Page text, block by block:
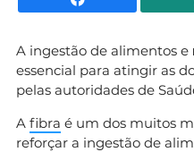
A ingestão de alimentos e
essencial para atingir as
pelas autoridades de
A fibra é um dos muitos
reforçar a ingestão de